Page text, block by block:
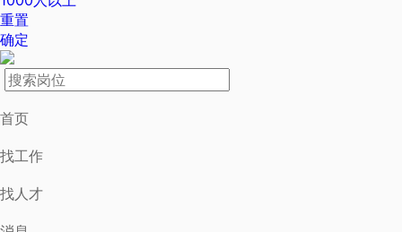
重置
确定
首页
找工作
找人才